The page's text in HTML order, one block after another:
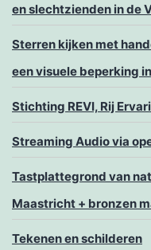
en slechtzienden in de
Sterren kijken met
een visuele beperking
Stichting REVI, Rij
Streaming Audio via
Tastplattegrond van
Maastricht + bronzen
Tekenen en schilderen